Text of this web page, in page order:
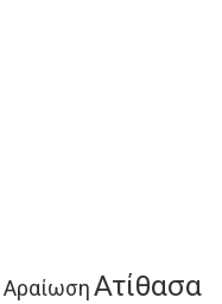
ΑραίωσηΑτίθασα